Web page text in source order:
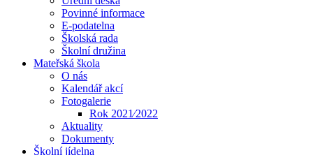
Povinné informace
E-podatelna
Školská rada
Školní družina
Mateřská škola
O nás
Kalendář akcí
Fotogalerie
Rok 2021⁄2022
Aktuality
Dokumenty
Školní jídelna